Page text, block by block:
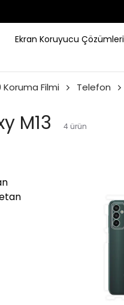
Ekran Koruyucu Çözümleri
Koruma Filmi Telefon
M13 4 ürün